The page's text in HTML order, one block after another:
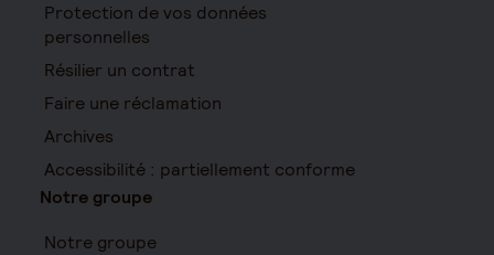
Protection de vos données
personnelles
Résilier un contrat
Faire une réclamation
Archives
Accessibilité : partiellement conforme
Notre groupe
Notre groupe